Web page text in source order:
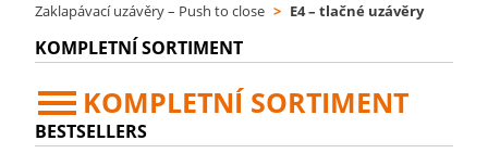
Zaklapávací uzávěry – Push to close > E4 – tlačné uzávěry
KOMPLETNÍ SORTIMENT
KOMPLETNÍ SORTIMENT
BESTSELLERS